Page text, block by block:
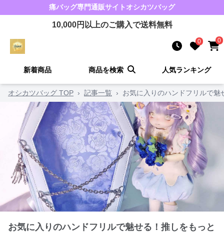
痛バッグ専門通販サイト オシカツバッグ
10,000円以上のご購入で送料無料
0 0
新着商品 商品を検索 人気ランキング
オシカツバッグ TOP › 記事一覧 › お気に入りのハンドフリルで
お気に入りのハンドフリルで魅せる！推しをもっと